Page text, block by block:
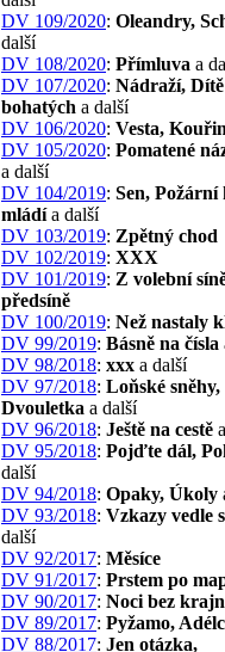
DV 109/2020: Oleandry,
další
DV 108/2020: Přímluva a
DV 107/2020: Nádraží,
bohatých a další
DV 106/2020: Vesta,
DV 105/2020: Pomatené
a další
DV 104/2019: Sen, Požární
mládía další
DV 103/2019: Zpětný chod
DV 102/2019: XXX
DV 101/2019: Z volební
předsíně
DV 100/2019: Než nastaly
DV 99/2019: Básně na čísla
DV 98/2018: xxx a další
DV 97/2018: Loňské sněhy,
Dvouletka a další
DV 96/2018: Ještě na cestě
DV 95/2018: Pojďte dál,
další
DV 94/2018: Opaky, Úkoly
DV 93/2018: Vzkazy vedle
další
DV 92/2017: Měsíce
DV 91/2017: Prstem po
DV 90/2017: Noci bez
DV 89/2017: Pyžamo,
DV 88/2017: Jen otázka,